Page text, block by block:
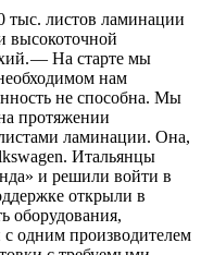
тыс. листов ламинации
высокоточной
— ​На старте мы
нам
не способна. Мы
протяжении
ламинации. Она,
Итальянцы
и решили войти в
открыли в
оборудования,
одним производителем